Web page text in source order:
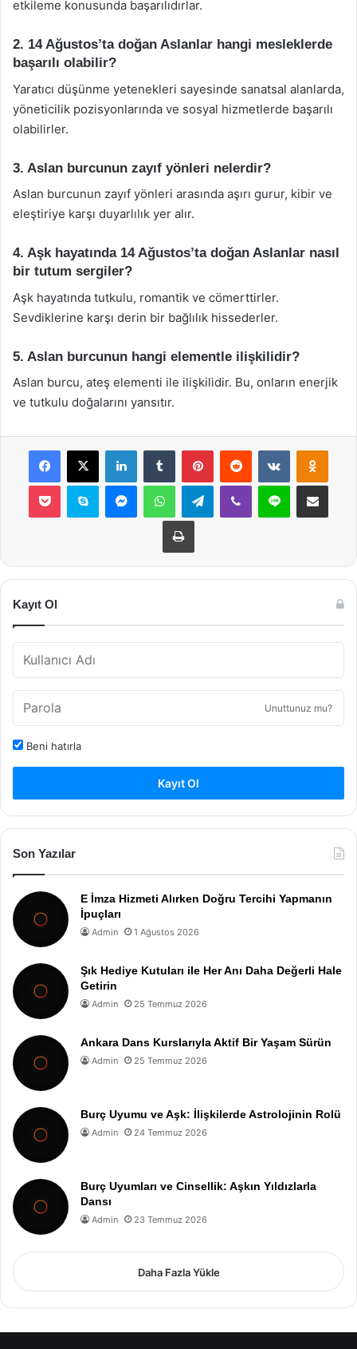
etkileme konusunda başarılıdırlar.
2. 14 Ağustos’ta doğan Aslanlar hangi mesleklerde
başarılı olabilir?
Yaratıcı düşünme yetenekleri sayesinde sanatsal alanlarda,
yöneticilik pozisyonlarında ve sosyal hizmetlerde başarılı
olabilirler.
3. Aslan burcunun zayıf yönleri nelerdir?
Aslan burcunun zayıf yönleri arasında aşırı gurur, kibir ve
eleştiriye karşı duyarlılık yer alır.
4. Aşk hayatında 14 Ağustos’ta doğan Aslanlar nasıl
bir tutum sergiler?
Aşk hayatında tutkulu, romantik ve cömerttirler.
Sevdiklerine karşı derin bir bağlılık hissederler.
5. Aslan burcunun hangi elementle ilişkilidir?
Aslan burcu, ateş elementi ile ilişkilidir. Bu, onların enerjik
ve tutkulu doğalarını yansıtır.
Facebook
X LinkedInTumblr PinterestReddit VKontakte
Pocket Skype MessengerWhatsAppTelegramViber Line E-Posta ile
Yazdır
Kayıt Ol
Unuttunuz mu?
Beni hatırla
Kayıt Ol
Son Yazılar
E İmza Hizmeti Alırken Doğru Tercihi Yapmanın
İpuçları
Admin 1 Ağustos 2026
Şık Hediye Kutuları ile Her Anı Daha Değerli Hale
Getirin
Admin 25 Temmuz 2026
Ankara Dans Kurslarıyla Aktif Bir Yaşam Sürün
Admin 25 Temmuz 2026
Burç Uyumu ve Aşk: İlişkilerde Astrolojinin Rolü
Admin 24 Temmuz 2026
Burç Uyumları ve Cinsellik: Aşkın Yıldızlarla
Dansı
Admin 23 Temmuz 2026
Daha Fazla Yükle